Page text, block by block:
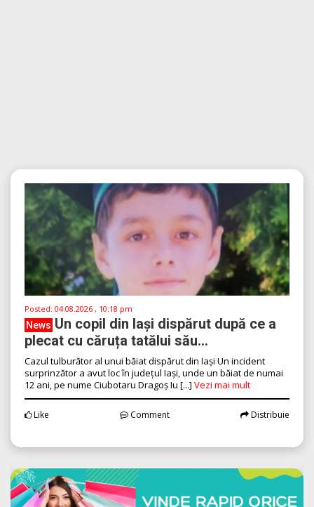
Posted: 04.08.2026 , 10:18 pm
News Un copil din Iași dispărut după ce a
plecat cu căruța tatălui său...
Cazul tulburător al unui băiat dispărut din Iași Un incident
surprinzător a avut loc în județul Iași, unde un băiat de numai
12 ani, pe nume Ciubotaru Dragoș Iu [...] Vezi mai mult
Like Comment Distribuie